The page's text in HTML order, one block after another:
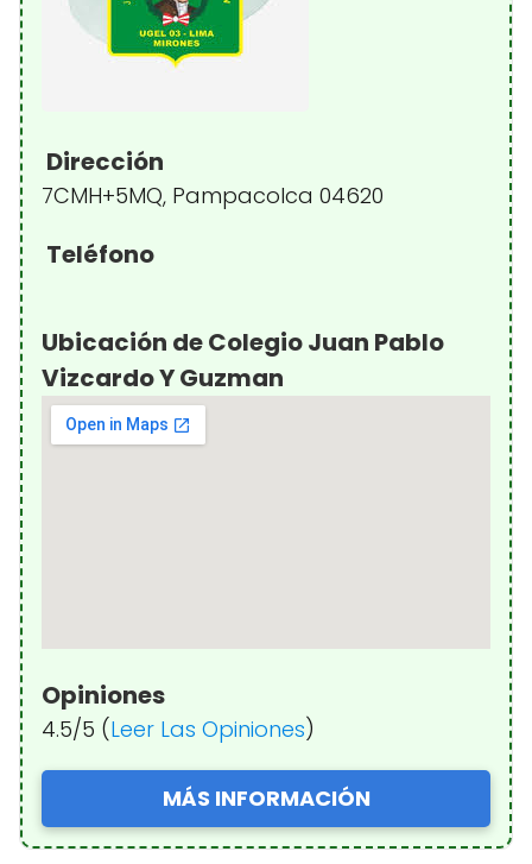
Dirección
7CMH+5MQ, Pampacolca 04620
Teléfono
Ubicación de Colegio Juan Pablo
Vizcardo Y Guzman
Opiniones
4.5/5 (Leer Las Opiniones)
MÁS INFORMACIÓN